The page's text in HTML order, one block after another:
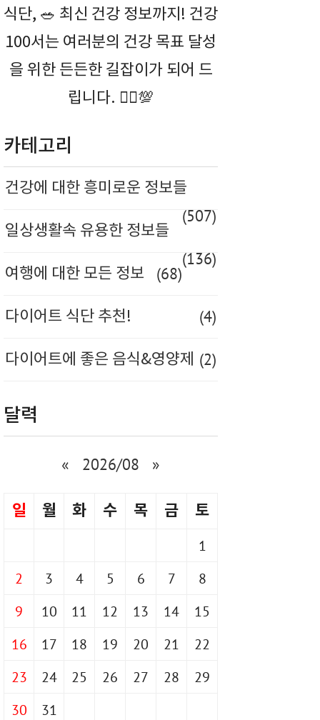
식단, 🥗 최신 건강 정보까지! 건강
100서는 여러분의 건강 목표 달성
을 위한 든든한 길잡이가 되어 드
립니다. 🚶‍♀️💯
카테고리
건강에 대한 흥미로운 정보들
(507)
일상생활속 유용한 정보들
(136)
여행에 대한 모든 정보 (68)
다이어트 식단 추천! (4)
다이어트에 좋은 음식&영양제 (2)
달력
« 2026/08 »
일 월 화 수 목 금 토
1
2
3 4 5 6 7
8
9
10 11 12 13 14
15
16
17 18 19 20 21
22
23
24 25 26 27 28
29
30
31